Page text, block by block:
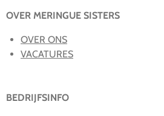
OVER MERINGUE SISTERS
OVER ONS
VACATURES
BEDRIJFSINFO